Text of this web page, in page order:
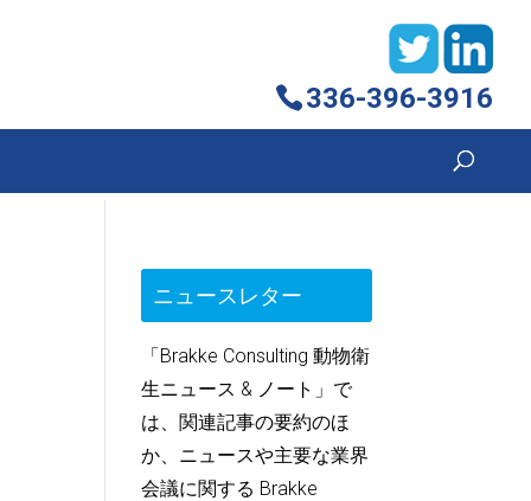
336-396-3916
ニュースレター
「Brakke Consulting 動物衛
生ニュース & ノート」で
は、関連記事の要約のほ
か、ニュースや主要な業界
会議に関する Brakke